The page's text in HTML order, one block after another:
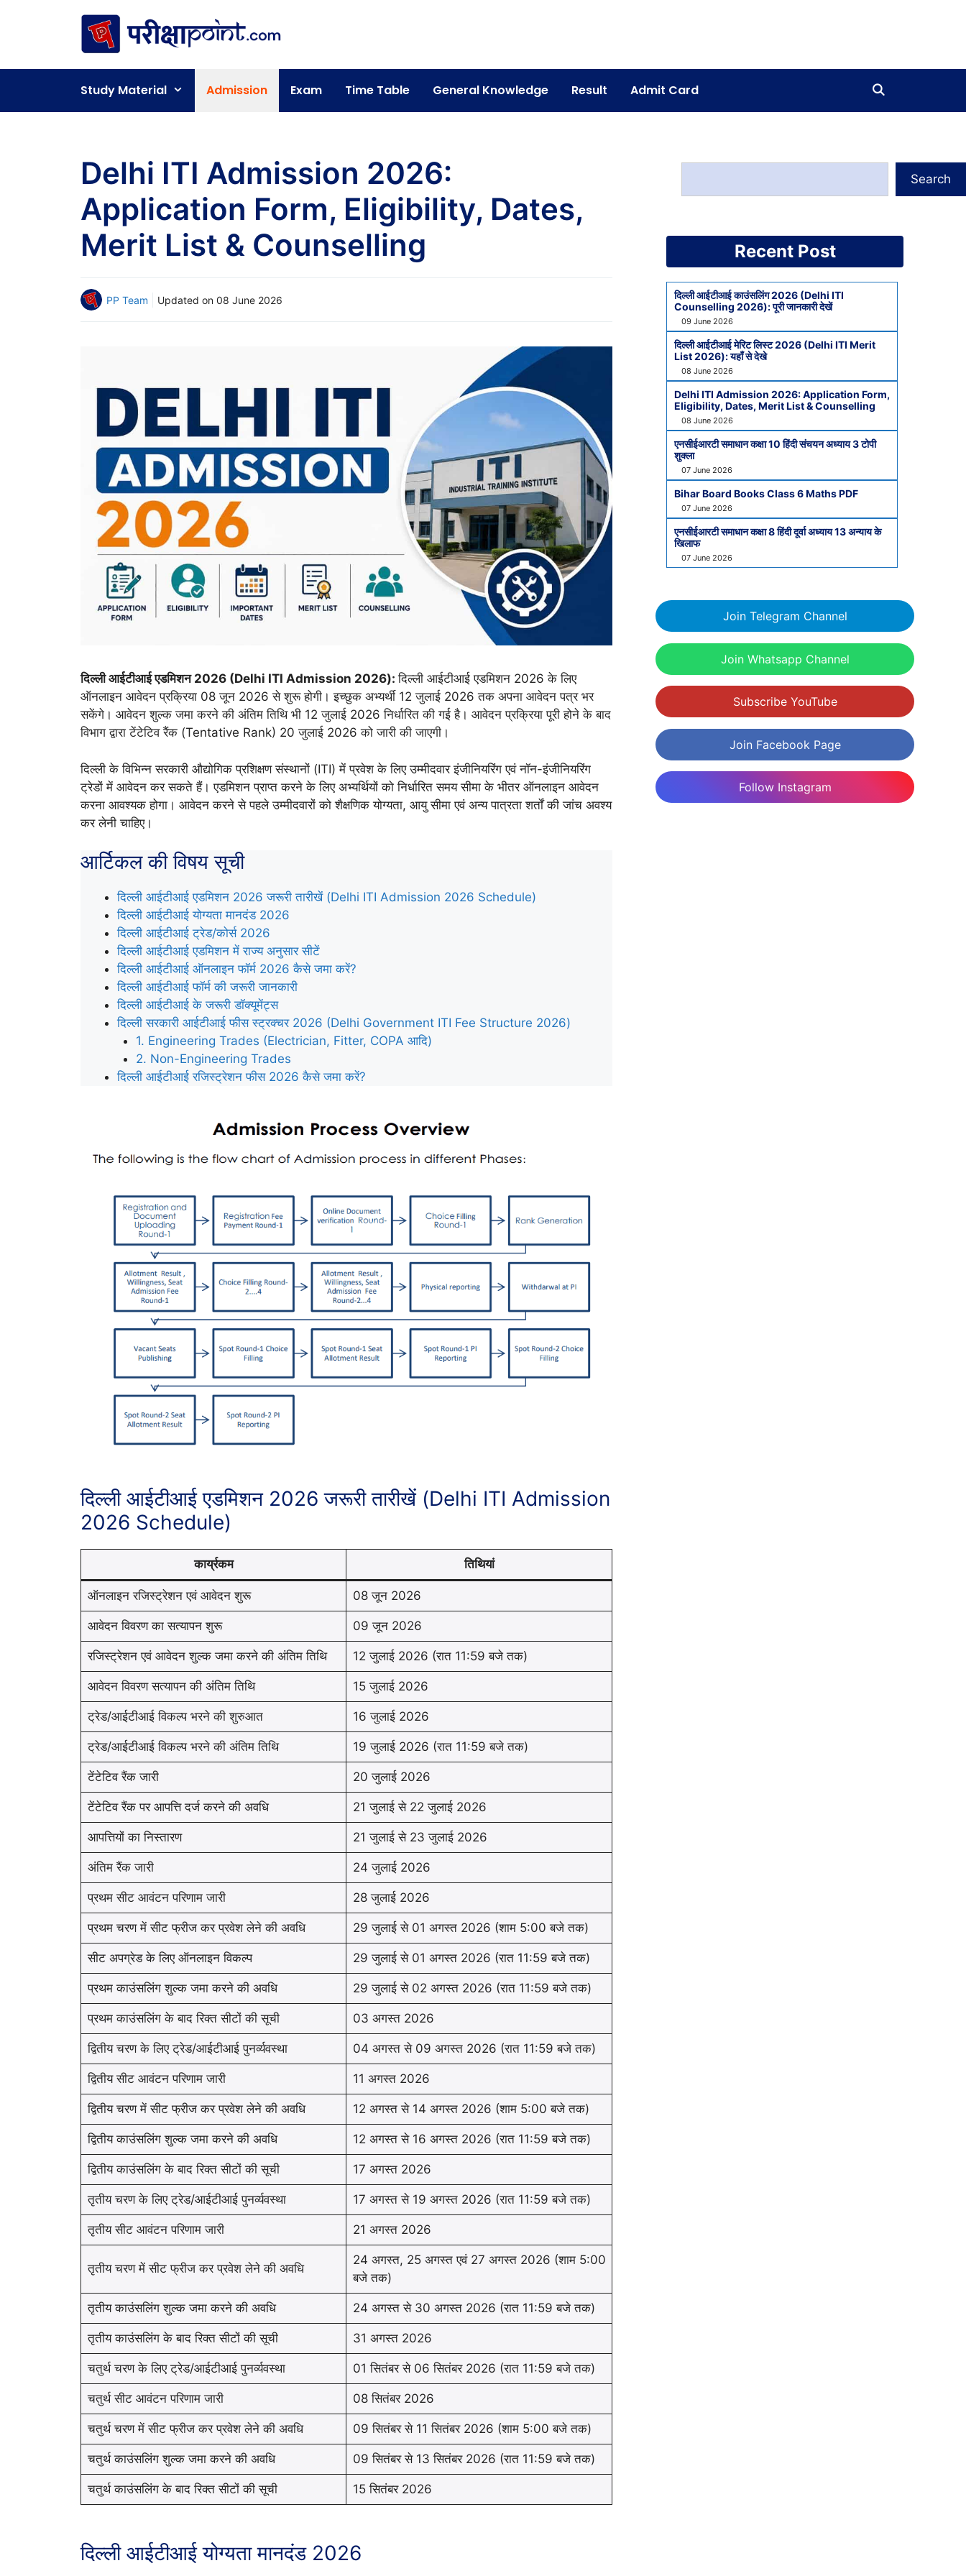
Study Material Admission Exam Time Table General Knowledge Result Admit Card
Delhi ITI Admission 2026:
Application Form, Eligibility, Dates,
Merit List & Counselling
PP Team Updated on 08 June 2026
दिल्ली आईटीआई एडमिशन 2026 (Delhi ITI Admission 2026):दिल्ली आईटीआई एडमिशन 2026 के लिए
ऑनलाइन आवेदन प्रक्रिया 08 जून 2026 से शुरू होगी। इच्छुक अभ्यर्थी 12 जुलाई 2026 तक अपना आवेदन पत्र भर
सकेंगे। आवेदन शुल्क जमा करने की अंतिम तिथि भी 12 जुलाई 2026 निर्धारित की गई है। आवेदन प्रक्रिया पूरी होने के बाद
विभाग द्वारा टेंटेटिव रैंक (Tentative Rank) 20 जुलाई 2026 को जारी की जाएगी।
दिल्ली के विभिन्न सरकारी औद्योगिक प्रशिक्षण संस्थानों (ITI) में प्रवेश के लिए उम्मीदवार इंजीनियरिंग एवं नॉन-इंजीनियरिंग
ट्रेडों में आवेदन कर सकते हैं। एडमिशन प्राप्त करने के लिए अभ्यर्थियों को निर्धारित समय सीमा के भीतर ऑनलाइन आवेदन
करना आवश्यक होगा। आवेदन करने से पहले उम्मीदवारों को शैक्षणिक योग्यता, आयु सीमा एवं अन्य पात्रता शर्तों की जांच अवश्य
कर लेनी चाहिए।
आर्टिकल की विषय सूची
दिल्ली आईटीआई एडमिशन 2026 जरूरी तारीखें (Delhi ITI Admission 2026 Schedule)
दिल्ली आईटीआई योग्यता मानदंड 2026
दिल्ली आईटीआई ट्रेड/कोर्स 2026
दिल्ली आईटीआई एडमिशन में राज्य अनुसार सीटें
दिल्ली आईटीआई ऑनलाइन फॉर्म 2026 कैसे जमा करें?
दिल्ली आईटीआई फॉर्म की जरूरी जानकारी
दिल्ली आईटीआई के जरूरी डॉक्यूमेंट्स
दिल्ली सरकारी आईटीआई फीस स्ट्रक्चर 2026 (Delhi Government ITI Fee Structure 2026)
1. Engineering Trades (Electrician, Fitter, COPA आदि)
2. Non-Engineering Trades
दिल्ली आईटीआई रजिस्ट्रेशन फीस 2026 कैसे जमा करें?
दिल्ली आईटीआई एडमिशन 2026 जरूरी तारीखें (Delhi ITI Admission
2026 Schedule)
कार्य्रकम तिथियां
ऑनलाइन रजिस्ट्रेशन एवं आवेदन शुरू 08 जून 2026
आवेदन विवरण का सत्यापन शुरू 09 जून 2026
रजिस्ट्रेशन एवं आवेदन शुल्क जमा करने की अंतिम तिथि 12 जुलाई 2026 (रात 11:59 बजे तक)
आवेदन विवरण सत्यापन की अंतिम तिथि 15 जुलाई 2026
ट्रेड/आईटीआई विकल्प भरने की शुरुआत 16 जुलाई 2026
ट्रेड/आईटीआई विकल्प भरने की अंतिम तिथि 19 जुलाई 2026 (रात 11:59 बजे तक)
टेंटेटिव रैंक जारी 20 जुलाई 2026
टेंटेटिव रैंक पर आपत्ति दर्ज करने की अवधि 21 जुलाई से 22 जुलाई 2026
आपत्तियों का निस्तारण 21 जुलाई से 23 जुलाई 2026
अंतिम रैंक जारी 24 जुलाई 2026
प्रथम सीट आवंटन परिणाम जारी 28 जुलाई 2026
प्रथम चरण में सीट फ्रीज कर प्रवेश लेने की अवधि 29 जुलाई से 01 अगस्त 2026 (शाम 5:00 बजे तक)
सीट अपग्रेड के लिए ऑनलाइन विकल्प 29 जुलाई से 01 अगस्त 2026 (रात 11:59 बजे तक)
प्रथम काउंसलिंग शुल्क जमा करने की अवधि 29 जुलाई से 02 अगस्त 2026 (रात 11:59 बजे तक)
प्रथम काउंसलिंग के बाद रिक्त सीटों की सूची 03 अगस्त 2026
द्वितीय चरण के लिए ट्रेड/आईटीआई पुनर्व्यवस्था 04 अगस्त से 09 अगस्त 2026 (रात 11:59 बजे तक)
द्वितीय सीट आवंटन परिणाम जारी 11 अगस्त 2026
द्वितीय चरण में सीट फ्रीज कर प्रवेश लेने की अवधि 12 अगस्त से 14 अगस्त 2026 (शाम 5:00 बजे तक)
द्वितीय काउंसलिंग शुल्क जमा करने की अवधि 12 अगस्त से 16 अगस्त 2026 (रात 11:59 बजे तक)
द्वितीय काउंसलिंग के बाद रिक्त सीटों की सूची 17 अगस्त 2026
तृतीय चरण के लिए ट्रेड/आईटीआई पुनर्व्यवस्था 17 अगस्त से 19 अगस्त 2026 (रात 11:59 बजे तक)
तृतीय सीट आवंटन परिणाम जारी 21 अगस्त 2026
तृतीय चरण में सीट फ्रीज कर प्रवेश लेने की अवधि
24 अगस्त, 25 अगस्त एवं 27 अगस्त 2026 (शाम 5:00
बजे तक)
तृतीय काउंसलिंग शुल्क जमा करने की अवधि 24 अगस्त से 30 अगस्त 2026 (रात 11:59 बजे तक)
तृतीय काउंसलिंग के बाद रिक्त सीटों की सूची 31 अगस्त 2026
चतुर्थ चरण के लिए ट्रेड/आईटीआई पुनर्व्यवस्था 01 सितंबर से 06 सितंबर 2026 (रात 11:59 बजे तक)
चतुर्थ सीट आवंटन परिणाम जारी 08 सितंबर 2026
चतुर्थ चरण में सीट फ्रीज कर प्रवेश लेने की अवधि 09 सितंबर से 11 सितंबर 2026 (शाम 5:00 बजे तक)
चतुर्थ काउंसलिंग शुल्क जमा करने की अवधि 09 सितंबर से 13 सितंबर 2026 (रात 11:59 बजे तक)
चतुर्थ काउंसलिंग के बाद रिक्त सीटों की सूची 15 सितंबर 2026
दिल्ली आईटीआई योग्यता मानदंड 2026
Search
Recent Post
दिल्ली आईटीआई काउंसलिंग 2026 (Delhi ITI
Counselling 2026): पूरी जानकारी देखें
09 June 2026
दिल्ली आईटीआई मेरिट लिस्ट 2026 (Delhi ITI Merit
List 2026): यहाँ से देखे
08 June 2026
Delhi ITI Admission 2026: Application Form,
Eligibility, Dates, Merit List & Counselling
08 June 2026
एनसीईआरटी समाधान कक्षा 10 हिंदी संचयन अध्याय 3 टोपी
शुक्ला
07 June 2026
Bihar Board Books Class 6 Maths PDF
07 June 2026
एनसीईआरटी समाधान कक्षा 8 हिंदी दूर्वा अध्याय 13 अन्याय के
खिलाफ
07 June 2026
Join Telegram Channel
Join Whatsapp Channel
Subscribe YouTube
Join Facebook Page
Follow Instagram